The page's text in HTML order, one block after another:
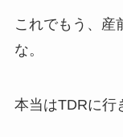
これでもう、産
な。
本当はTDRに行